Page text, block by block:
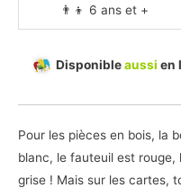
👨‍👦 6 ans et +
Disponibleaussi en
Pour les pièces en bois, la
blanc, le fauteuil est
grise ! Mais sur les cartes,